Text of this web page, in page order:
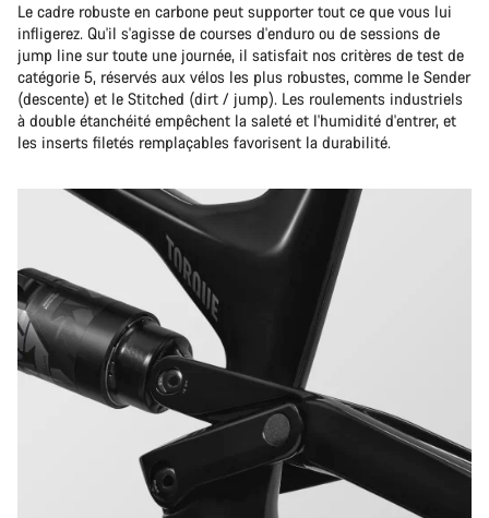
Le cadre robuste en carbone peut supporter tout ce que vous lui
infligerez. Qu'il s'agisse de courses d'enduro ou de sessions de
jump line sur toute une journée, il satisfait nos critères de test de
catégorie 5, réservés aux vélos les plus robustes, comme le Sender
(descente) et le Stitched (dirt / jump). Les roulements industriels
à double étanchéité empêchent la saleté et l'humidité d'entrer, et
les inserts filetés remplaçables favorisent la durabilité.